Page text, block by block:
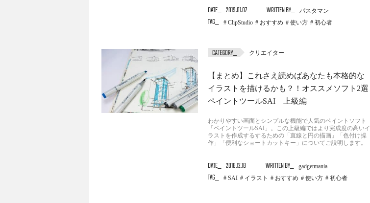
DATE 2019.01.07 WRITTEN BY パスタマン
TAG ClipStudio おすすめ 使い方 初心者
クリエイター
【まとめ】これさえ読めばあなたも本格的な
イラストを描けるかも？！オススメソフト2選
ペイントツールSAI 上級編
わかりやすい画面とシンプルな機能で人気のペイントソフト
「ペイントツールSAI」。この上級編ではより完成度の高いイ
ラストを作成するするための「直線と円の描画」「色付け操
作」「便利なショートカットキー」についてご説明します。
DATE 2018.12.18 WRITTEN BY gadgetmania
TAG SAI イラスト おすすめ 使い方 初心者